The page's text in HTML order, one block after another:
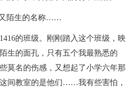
又陌生的名称……
的班级。刚刚踏入这个班级，映
生的面孔，只有五个我最熟悉的
莫名的伤感，又想起了小学六年那
间教室的是他们……我有些害怕，